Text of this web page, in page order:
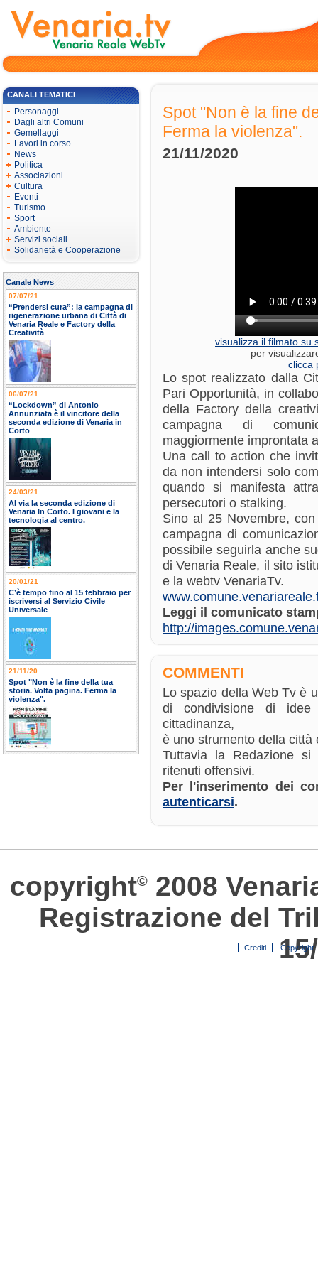
CANALI TEMATICI
Personaggi
Dagli altri Comuni
Gemellaggi
Lavori in corso
News
Politica
Associazioni
Cultura
Eventi
Turismo
Sport
Ambiente
Servizi sociali
Solidarietà e Cooperazione
Canale News
07/07/21
“Prendersi cura”: la campagna di
rigenerazione urbana di Città di
Venaria Reale e Factory della
Creatività
06/07/21
“Lockdown” di Antonio
Annunziata è il vincitore della
seconda edizione di Venaria in
Corto
24/03/21
Al via la seconda edizione di
Venaria In Corto. I giovani e la
tecnologia al centro.
20/01/21
C’è tempo fino al 15 febbraio per
iscriversi al Servizio Civile
Universale
21/11/20
Spot "Non è la fine della tua
storia. Volta pagina. Ferma la
violenza".
Spot "Non è la fine
Ferma la violenza".
21/11/2020
visualizza il filmato su
per
clicca
Lo spot realizzato dalla
Pari Opportunità, in
della Factory della
campagna di
maggiormente improntata
Una call to action che
da non intendersi solo
quando si manifesta
persecutori o stalking.
Sino al 25 Novembre,
campagna di
possibile seguirla anche
di Venaria Reale, il sito
e la webtv VenariaTv.
Leggi il comunicato
http://
COMMENTI
Lo spazio della Web Tv è
di condivisione di
cittadinanza,
è uno strumento della città
Tuttavia la Redazione
ritenuti offensivi.
Per l'inserimento dei
autenticarsi.
copyright© 2008
Registrazione del
Crediti Copyright